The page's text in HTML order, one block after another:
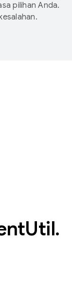
pilihan Anda.
Util.